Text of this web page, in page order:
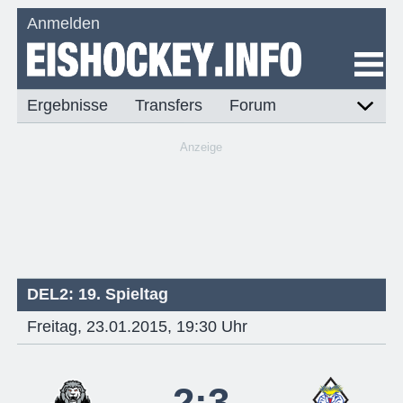
Anmelden
Ergebnisse Transfers Forum
Anzeige
DEL2: 19. Spieltag
Freitag, 23.01.2015, 19:30 Uhr